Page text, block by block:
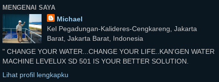
MENGENAI SAYA
Michael
Kel Pegadungan-Kalideres-Cengkareng, Jakarta
Barat, Jakarta Barat, Indonesia
" CHANGE YOUR WATER...CHANGE YOUR LIFE..KAN'GEN WATER
MACHINE LEVELUX SD 501 IS YOUR BETTER SOLUTION.
Lihat profil lengkapku